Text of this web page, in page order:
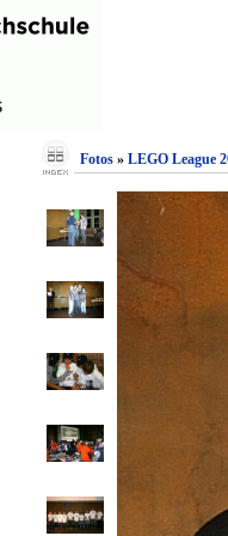
Fotos »LEGO League